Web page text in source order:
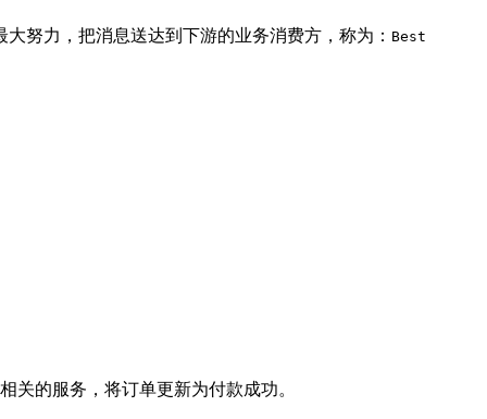
努力，把消息送达到下游的业务消费方，称为： Best
关的服务，将订单更新为付款成功。